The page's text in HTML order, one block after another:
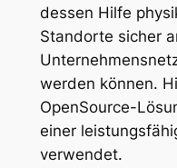
dessen Hilfe
Standorte sicher
werden können.
OpenSource-
einer
verwendet.